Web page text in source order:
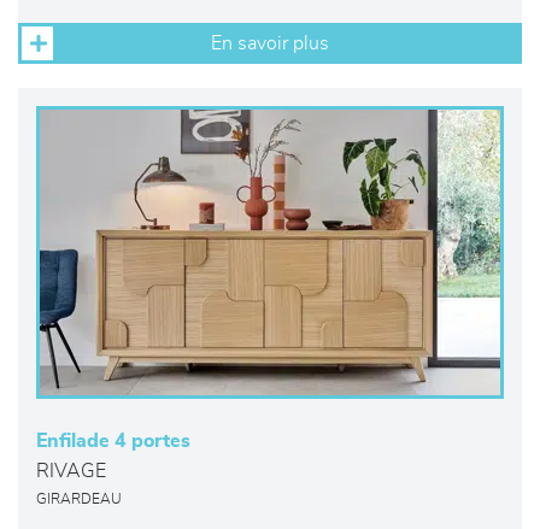
En savoir plus
Enfilade 4 portes
RIVAGE
GIRARDEAU